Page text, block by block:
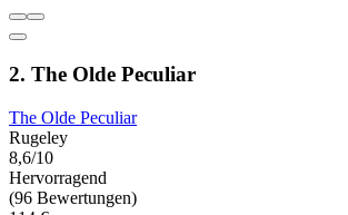
2. The Olde Peculiar
The Olde Peculiar
Rugeley
8,6/10
Hervorragend
(96 Bewertungen)